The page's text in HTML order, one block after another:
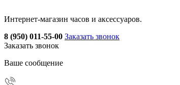
Интернет-магазин часов и аксессуаров.
8 (950) 011-55-00 Заказать звонок
Заказать звонок
Ваше сообщение